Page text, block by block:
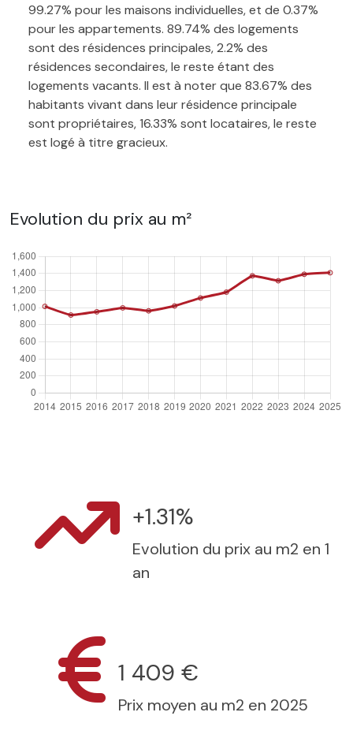
99.27% pour les maisons individuelles, et de 0.37%
pour les appartements. 89.74% des logements
sont des résidences principales, 2.2% des
résidences secondaires, le reste étant des
logements vacants. Il est à noter que 83.67% des
habitants vivant dans leur résidence principale
sont propriétaires, 16.33% sont locataires, le reste
est logé à titre gracieux.
Evolution du prix au m²
+1.31%
Evolution du prix au m2 en 1
an
1 409 €
Prix moyen au m2 en 2025